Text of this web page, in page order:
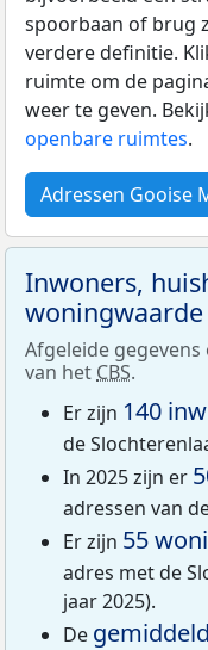
spoorbaan of brug
verdere definitie.
ruimte om de
weer te geven.
openbare ruimtes.
Adressen Gooise
Inwoners,
woningwaarde
Afgeleide
van het CBS.
Er zijn 140
de
In 2025 zijn er
adressen van
Er zijn 55
adres met de
jaar 2025).
De